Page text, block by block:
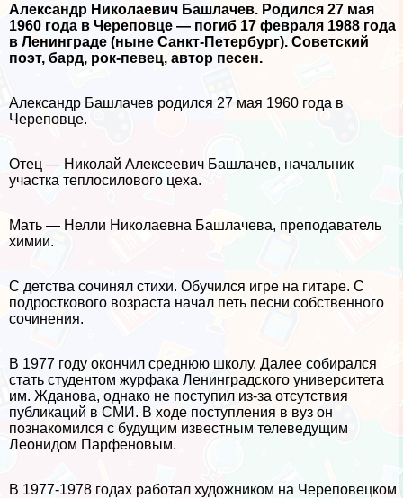
Александр Николаевич Башлачев. Родился 27 мая
1960 года в Череповце — погиб 17 февраля 1988 года
в Ленинграде (ныне Санкт-Петербург). Советский
поэт, бард, рок-певец, автор песен.
Александр Башлачев родился 27 мая 1960 года в
Череповце.
Отец — Николай Алексеевич Башлачев, начальник
участка теплосилового цеха.
Мать — Нелли Николаевна Башлачева, преподаватель
химии.
С детства сочинял стихи. Обучился игре на гитаре. С
подросткового возраста начал петь песни собственного
сочинения.
В 1977 году окончил среднюю школу. Далее собирался
стать студентом журфака Ленинградского университета
им. Жданова, однако не поступил из-за отсутствия
публикаций в СМИ. В ходе поступления в вуз он
познакомился с будущим известным телеведущим
Леонидом Парфеновым.
В 1977-1978 годах работал художником на Череповецком